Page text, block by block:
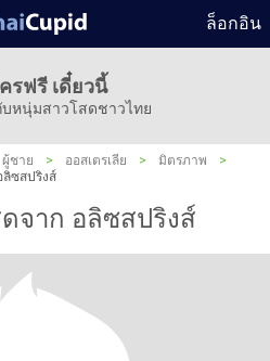
ล็อกอิน
รฟรี เดี๋ยวนี้
หนุ่มสาวโสดชาวไทย
ผู้ชาย > ออสเตรเลีย > มิตรภาพ
>
ลิซสปริงส์
จาก อลิซสปริงส์